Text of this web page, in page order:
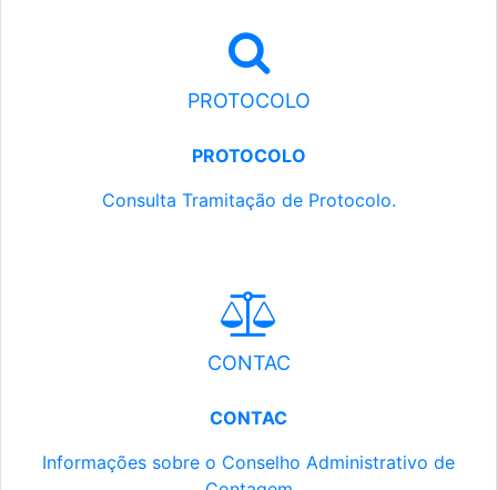
PROTOCOLO
PROTOCOLO
Consulta Tramitação de Protocolo.
CONTAC
CONTAC
Informações sobre o Conselho Administrativo de